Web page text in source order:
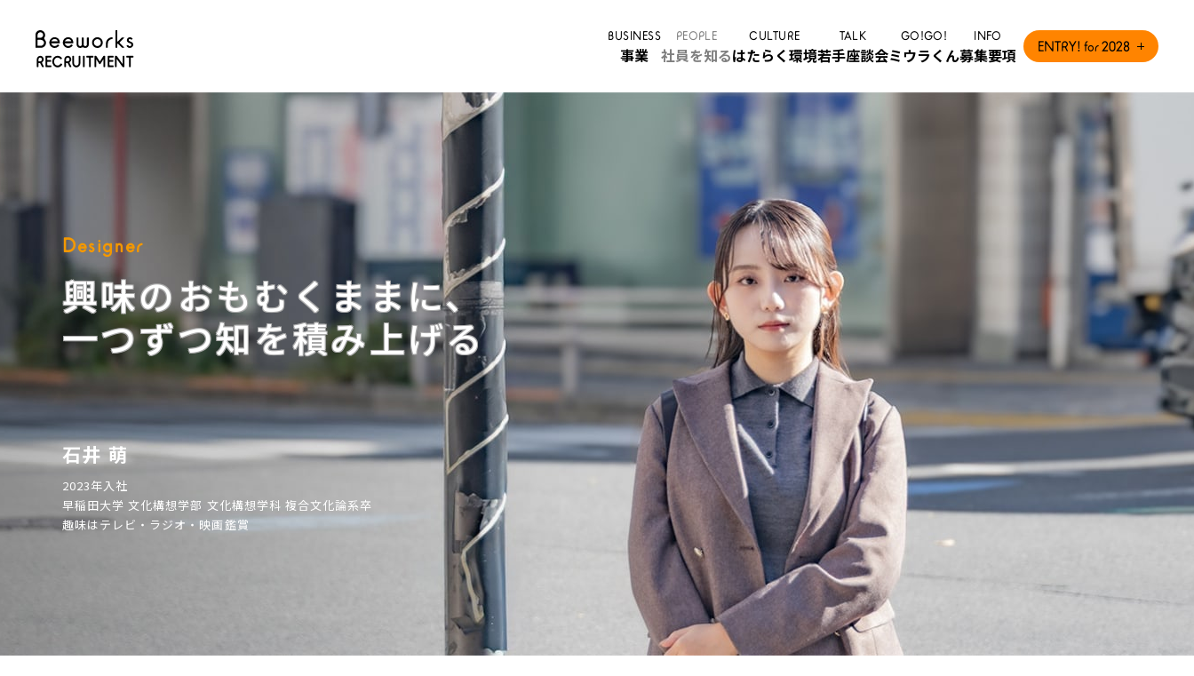
RECRUITMENT
BUSINESS
事業
PEOPLE
社員を知る
CULTURE
はたらく環境
TALK
若手座談会
GO!GO!
ミウラくん
INFO
募集要項 ENTRY! for 2028
Designer
興味のおもむくままに、
一つずつ知を積み上げる
石井 萌
2023年入社
早稲田大学 文化構想学部 文化構想学科 複合文化論系卒
趣味はテレビ・ラジオ・映画鑑賞